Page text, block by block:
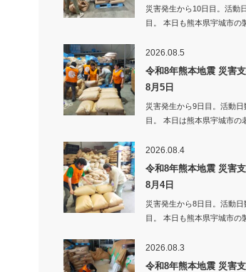
災害発生から10日目。活動
目。 本日も熊本県宇城市の
2026.08.5
令和8年熊本地震 災害
8月5日
災害発生から9日目。活動日
目。 本日は熊本県宇城市の
2026.08.4
令和8年熊本地震 災害
8月4日
災害発生から8日目。活動日
目。 本日も熊本県宇城市の
2026.08.3
令和8年熊本地震 災害